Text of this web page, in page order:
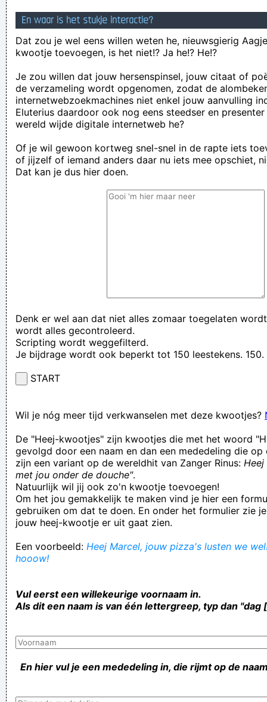
En waar is het stukje interactie?
Dat zou je wel eens willen weten he, nieuwsgierig
kwootje toevoegen, is het niet!? Ja he!? He!?
Je zou willen dat jouw hersenspinsel, jouw citaat of
de verzameling wordt opgenomen, zodat de
internetwebzoekmachines niet enkel jouw aanvulling
Eluterius daardoor ook nog eens steedser en
wereld wijde digitale internetweb he?
Of je wil gewoon kortweg snel-snel in de rapte iets
of jijzelf of iemand anders daar nu iets mee opschiet,
Dat kan je dus hier doen.
Denk er wel aan dat niet alles zomaar toegelaten
wordt alles gecontroleerd.
Scripting wordt weggefilterd.
Je bijdrage wordt ook beperkt tot 150 leestekens. 150.
START
Wil je nóg meer tijd verkwanselen met deze kwootjes?
De "Heej-kwootjes" zijn kwootjes die met het woord
gevolgd door een naam en dan een mededeling die op
zijn een variant op de wereldhit van Zanger Rinus:
met jou onder de douche".
Natuurlijk wil jij ook zo'n kwootje toevoegen!
Om het jou gemakkelijk te maken vind je hier een
gebruiken om dat te doen. En onder het formulier zie
jouw heej-kwootje er uit gaat zien.
Een voorbeeld: Heej Marcel, jouw pizza's lusten we
hooow!
Vul eerst een willekeurige voornaam in.
Als dit een naam is van één lettergreep, typ dan "dag
En hier vul je een mededeling in, die rijmt op de